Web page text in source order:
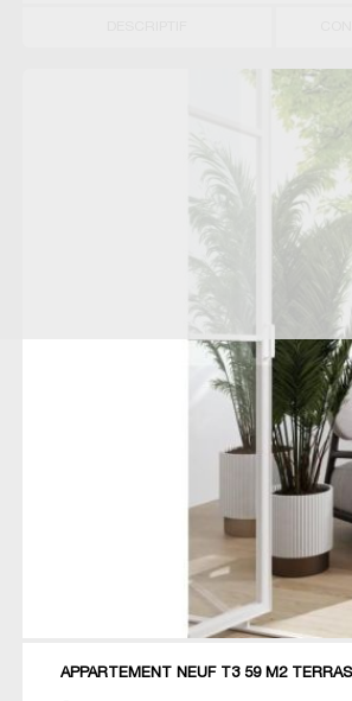
APPARTEMENT NEUF T3 59 M2